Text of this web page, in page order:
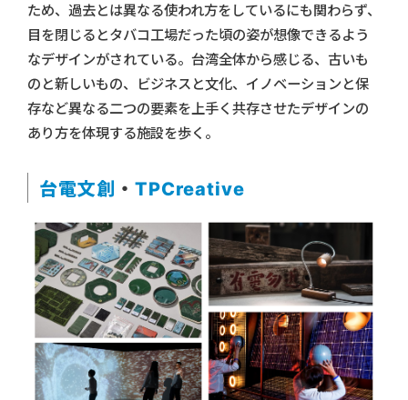
ため、過去とは異なる使われ方をしているにも関わらず、
目を閉じるとタバコ工場だった頃の姿が想像できるよう
なデザインがされている。台湾全体から感じる、古いも
のと新しいもの、ビジネスと文化、イノベーションと保
存など異なる二つの要素を上手く共存させたデザインの
あり方を体現する施設を歩く。
台電文創 ・ TPCreative